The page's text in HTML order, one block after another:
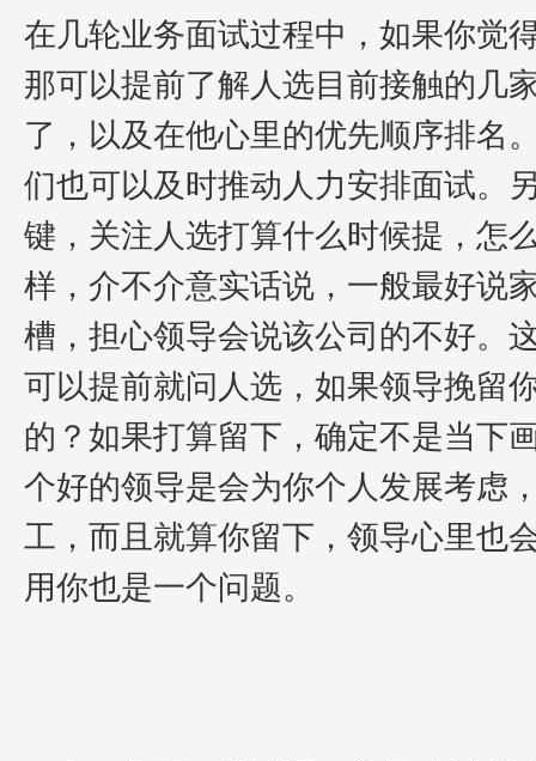
在几轮业务面试过程中，如果你觉
那可以提前了解人选目前接触的几
了，以及在他心里的优先顺序排名
们也可以及时推动人力安排面试。
键，关注人选打算什么时候提，怎
样，介不介意实话说，一般最好说
槽，担心领导会说该公司的不好。
可以提前就问人选，如果领导挽留
的？如果打算留下，确定不是当下
个好的领导是会为你个人发展考虑
工，而且就算你留下，领导心里也
用你也是一个问题。